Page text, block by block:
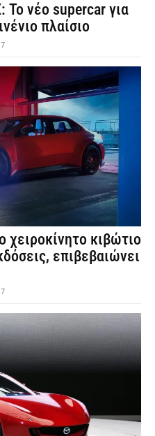
Το νέο supercar για
πλαίσιο
χειροκίνητο κιβώτιο
επιβεβαιώνει